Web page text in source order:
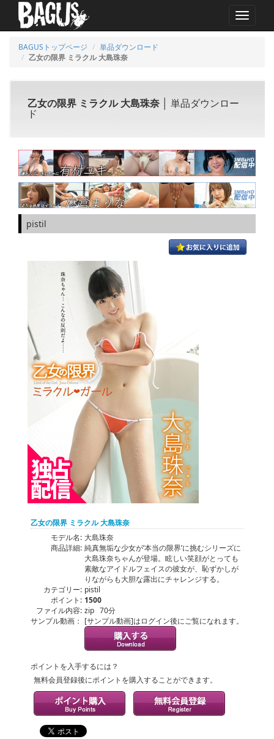
MENU
BAGUSトップページ
単品ダウンロード
乙女の限界 ミラクル 大島珠奈
乙女の限界 ミラクル 大島珠奈 │ 単品ダウンロー
ド
pistil
乙女の限界 ミラクル 大島珠奈
モデル名: 大島珠奈
商品詳細: 純真無垢な少女が‘本当の限界’に挑むシリーズに
大島珠奈ちゃんが登場。眩しい笑顔がとっても
素敵なアイドルフェイスの彼女が、恥ずかしが
りながらも大胆な露出にチャレンジする。
カテゴリー: pistil
ポイント: 1500
ファイル内容: zip 70分
サンプル動画： [サンプル動画]はログイン後にご覧になれます。
ポイントを入手するには？
無料会員登録後にポイントを購入することができます。